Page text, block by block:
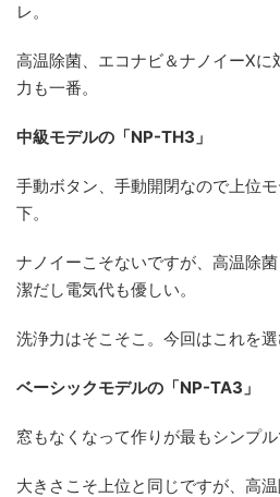
レ。
高温除菌、エコナビ＆ナノイーX
力も一番。
中級モデルの「NP-TH3」
手動ボタン、手動開閉なので上位
下。
ナノイーこそないですが、高温除
潔だし電気代も優しい。
洗浄力はそこそこ。今回はこれを選
ベーシックモデルの「NP-TA3」
窓もなくなって作りが最もシンプル
大きさこそ上位と同じですが、高